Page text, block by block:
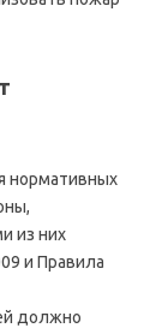
нормативных
из них
и Правила
должно